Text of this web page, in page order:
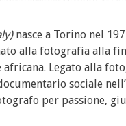
nasce a Torino nel
alla fotografia alla
Legato alla
sociale
per passione,